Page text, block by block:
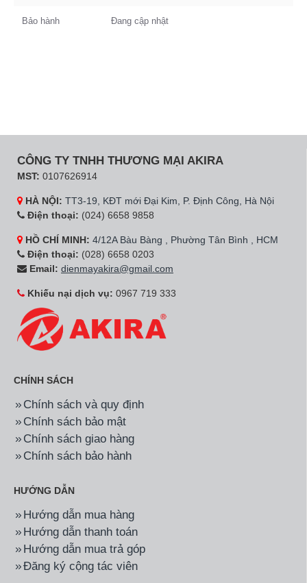
Bảo hành Đang cập nhật
CÔNG TY TNHH THƯƠNG MẠI AKIRA
MST: 0107626914
HÀ NỘI: TT3-19, KĐT mới Đại Kim, P. Định Công, Hà Nội
Điện thoại: (024) 6658 9858
HỒ CHÍ MINH: 4/12A Bàu Bàng , Phường Tân Bình , HCM
Điện thoại: (028) 6658 0203
Email: dienmayakira@gmail.com
Khiếu nại dịch vụ: 0967 719 333
CHÍNH SÁCH
Chính sách và quy định
Chính sách bảo mật
Chính sách giao hàng
Chính sách bảo hành
HƯỚNG DẪN
Hướng dẫn mua hàng
Hướng dẫn thanh toán
Hướng dẫn mua trả góp
Đăng ký cộng tác viên